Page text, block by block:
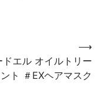
ドエル オイルトリー
ント ＃EXヘアマスク
⟶